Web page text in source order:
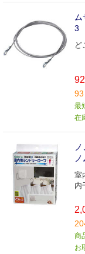
3
ど
93
最
在
室
内
商
お